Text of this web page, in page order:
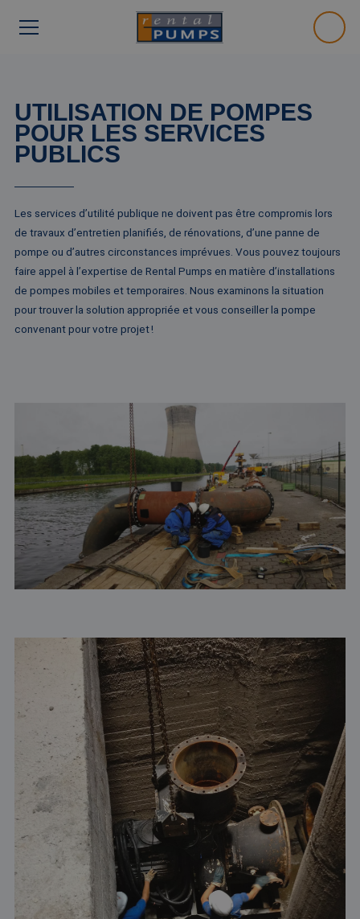
UTILISATION DE POMPES
POUR LES SERVICES
PUBLICS
Les services d’utilité publique ne doivent pas être compromis lors
de travaux d’entretien planifiés, de rénovations, d’une panne de
pompe ou d’autres circonstances imprévues. Vous pouvez toujours
faire appel à l’expertise de Rental Pumps en matière d’installations
de pompes mobiles et temporaires. Nous examinons la situation
pour trouver la solution appropriée et vous conseiller la pompe
convenant pour votre projet !